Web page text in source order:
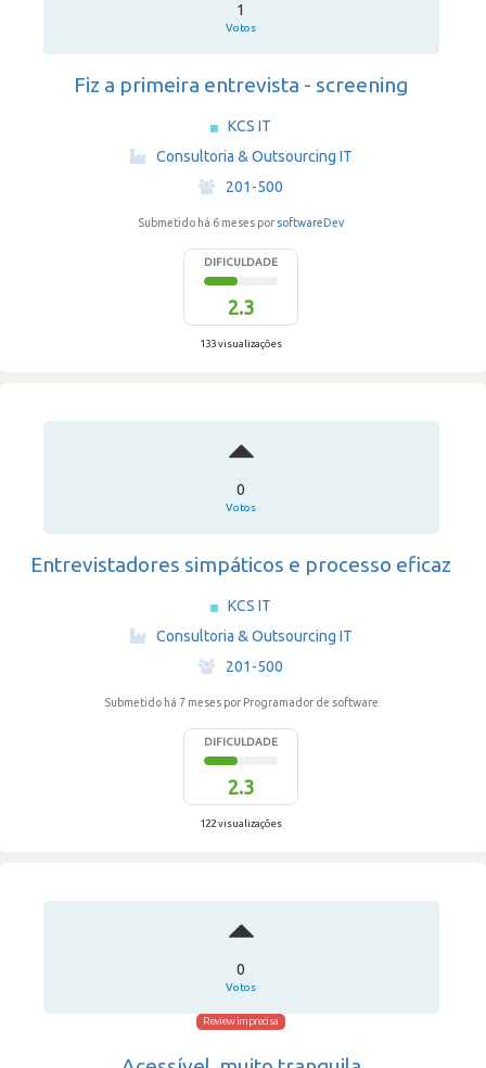
1
Votos
Fiz a primeira entrevista - screening
KCS IT
·
Consultoria & Outsourcing IT
·
201-500
Submetido há 6 meses por softwareDev
DIFICULDADE
2.3
133 visualizações
0
Votos
Entrevistadores simpáticos e processo eficaz
KCS IT
·
Consultoria & Outsourcing IT
·
201-500
Submetido há 7 meses por Programador de software
DIFICULDADE
2.3
122 visualizações
0
Votos
Review imprecisa